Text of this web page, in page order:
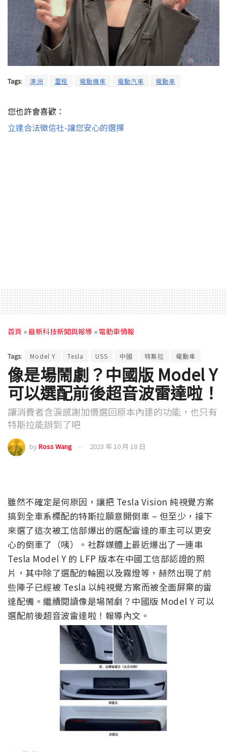
Tags: 澳洲 里程 電動機車 電動汽車 電動車
您也許會喜歡：
立達合法徵信社-讓您安心的選擇
首頁 »最新科技新聞與報導 » 電動車情報
Tags: Model Y Tesla USS 中國 特斯拉 電動車
像是場鬧劇？中國版 Model Y
可以選配前後超音波雷達啦！
讓消費者含淚感謝加價選回原本內建的功能，也只有
特斯拉能辦到了吧
byRoss Wang 2023 年 10 月 18 日
雖然不確定是何原因，讓把 Tesla Vision 純視覺方案
搞到全車系標配的特斯拉願意開倒車 – 但至少，接下
來選了這次被工信部爆出的選配雷達的車主可以更安
心的倒車了（咦）。社群媒體上最近爆出了一連串
Tesla Model Y 的 LFP 版本在中國工信部認證的照
片，其中除了選配的輪圈以及霧燈等，赫然出現了前
些陣子已經被 Tesla 以純視覺方案而被全面屏棄的雷
達配備。繼續閱讀像是場鬧劇？中國版 Model Y 可以
選配前後超音波雷達啦！報導內文。